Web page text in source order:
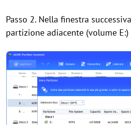
Passo 2. Nella finestra
partizione adiacente (volume E:)